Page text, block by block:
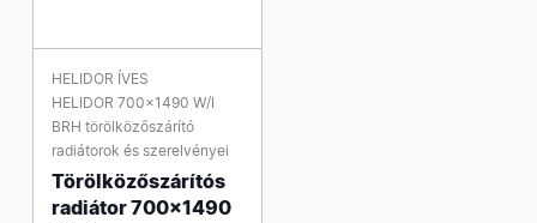
HELIDOR ÍVES
HELIDOR 700x1490 W/I
BRH törölközőszárító
radiátorok és szerelvényei
Törölközőszárítós
radiátor 700x1490